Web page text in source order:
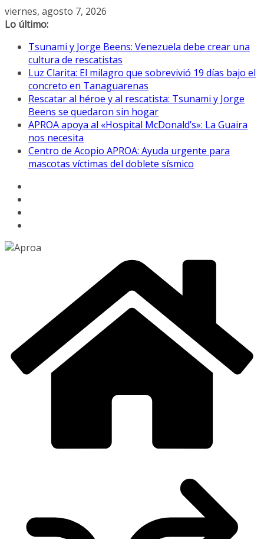
Saltar
al
viernes, agosto 7, 2026
Lo último:
Tsunami y Jorge Beens: Venezuela debe crear una
cultura de rescatistas
Luz Clarita: El milagro que sobrevivió 19 días bajo el
concreto en Tanaguarenas
Rescatar al héroe y al rescatista: Tsunami y Jorge
Beens se quedaron sin hogar
APROA apoya al «Hospital McDonald’s»: La Guaira
nos necesita
Centro de Acopio APROA: Ayuda urgente para
mascotas víctimas del doblete sísmico